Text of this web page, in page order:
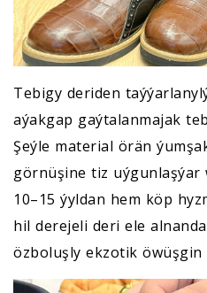
Tebigy deriden
aýakgap gaýtalanmajak
Şeýle material örän
görnüşine tiz uýgunlaşýar
10–15 ýyldan hem köp
hil derejeli deri ele
özboluşly ekzotik